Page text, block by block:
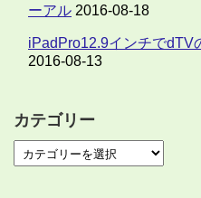
ーアル 2016-08-18
iPadPro12.9インチでdTV
2016-08-13
カテゴリー